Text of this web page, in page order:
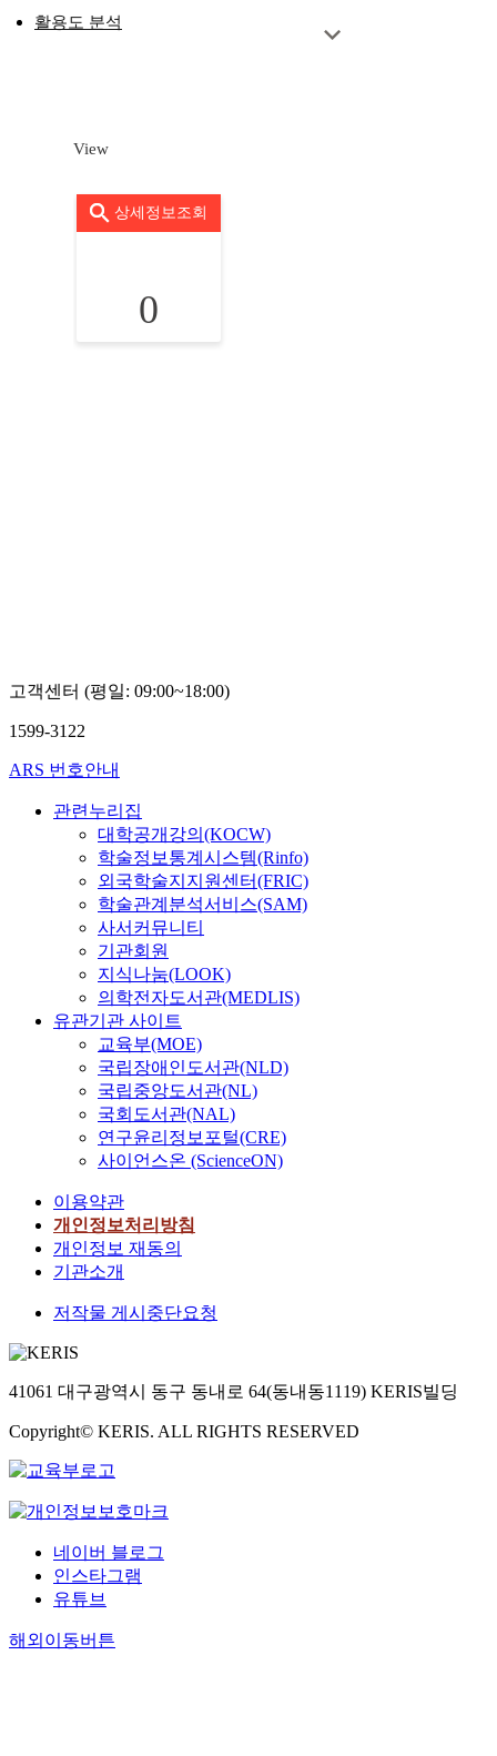
활용도 분석
View
상세정보조회
0
고객센터 (평일: 09:00~18:00)
1599-3122
ARS 번호안내
관련누리집
대학공개강의(KOCW)
학술정보통계시스템(Rinfo)
외국학술지지원센터(FRIC)
학술관계분석서비스(SAM)
사서커뮤니티
기관회원
지식나눔(LOOK)
의학전자도서관(MEDLIS)
유관기관 사이트
교육부(MOE)
국립장애인도서관(NLD)
국립중앙도서관(NL)
국회도서관(NAL)
연구윤리정보포털(CRE)
사이언스온 (ScienceON)
이용약관
개인정보처리방침
개인정보 재동의
기관소개
저작물 게시중단요청
41061 대구광역시 동구 동내로 64(동내동1119) KERIS빌딩
Copyright© KERIS. ALL RIGHTS RESERVED
네이버 블로그
인스타그램
유튜브
해외이동버튼